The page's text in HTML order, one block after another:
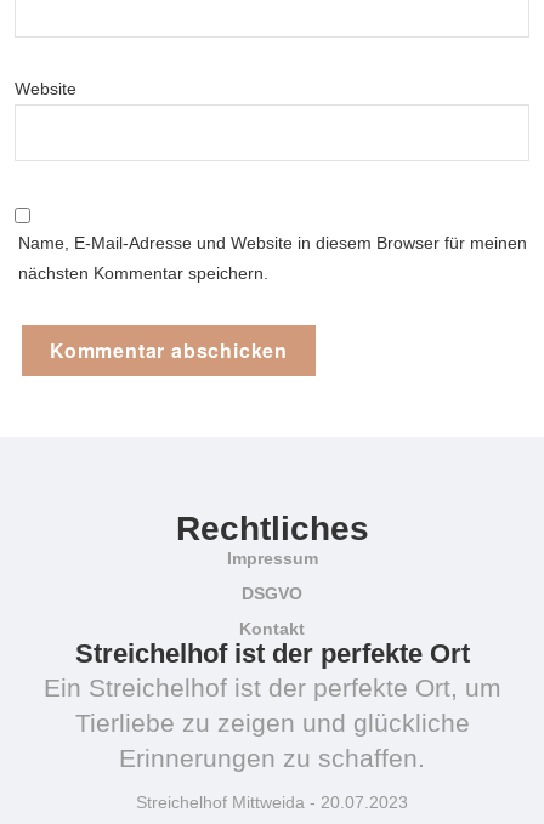
Website
Name, E-Mail-Adresse und Website in diesem Browser für meinen
nächsten Kommentar speichern.
Rechtliches
Impressum
DSGVO
Kontakt
Streichelhof ist der perfekte Ort
Ein Streichelhof ist der perfekte Ort, um
Tierliebe zu zeigen und glückliche
Erinnerungen zu schaffen.
Streichelhof Mittweida - 20.07.2023